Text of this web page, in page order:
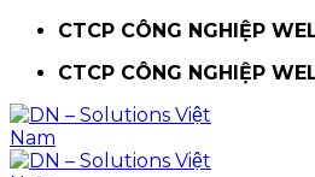
Chuyển
dung
CTCP CÔNG NGHIỆP
CTCP CÔNG NGHIỆP